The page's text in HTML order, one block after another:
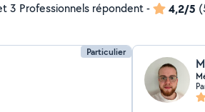
3 Professionnels répondent- 4,2/5
Particulier